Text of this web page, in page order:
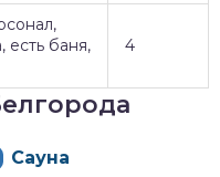
есть баня,
4
Сауна